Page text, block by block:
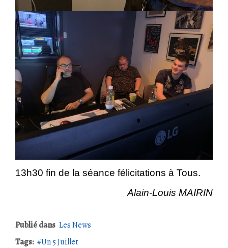
13h30 fin de la séance félicitations à Tous.
Alain-Louis MAIRIN
Publié dans Les News
Tags:
Un 5 Juillet